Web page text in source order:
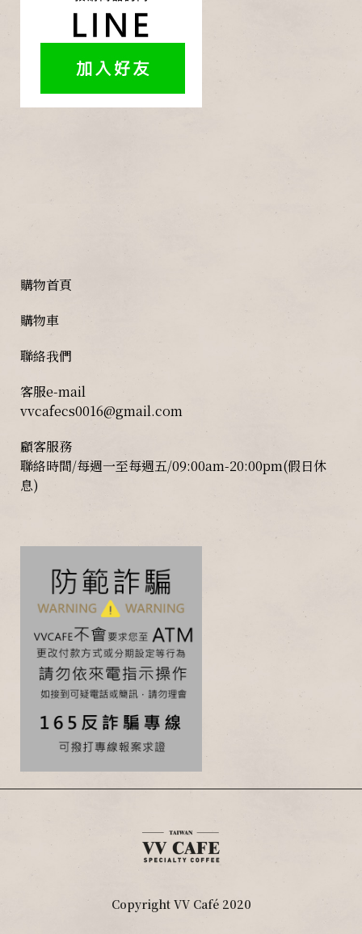
購物首頁
購物車
聯絡我們
客服e-mail
vvcafecs0016@gmail.com
顧客服務
聯絡時間/每週一至每週五/09:00am-20:00pm(假日休
息)
Copyright VV Café 2020